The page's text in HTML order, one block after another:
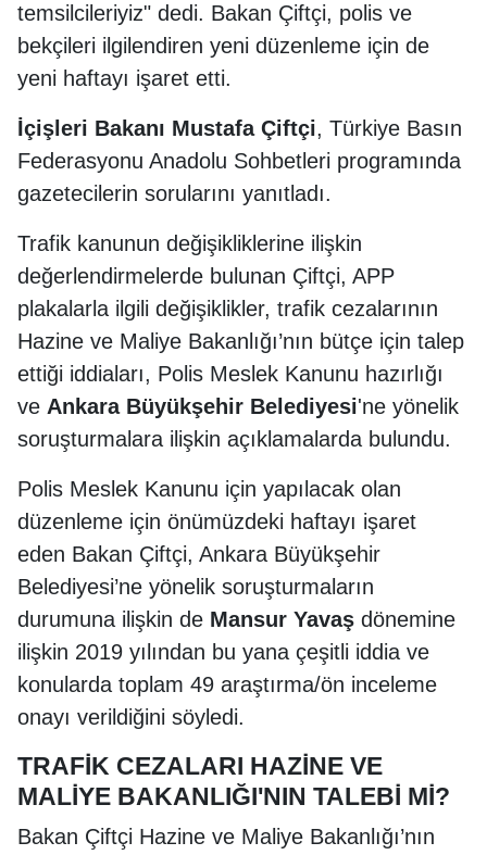
temsilcileriyiz" dedi. Bakan Çiftçi, polis ve
bekçileri ilgilendiren yeni düzenleme için de
yeni haftayı işaret etti.
İçişleri Bakanı Mustafa Çiftçi, Türkiye Basın
Federasyonu Anadolu Sohbetleri programında
gazetecilerin sorularını yanıtladı.
Trafik kanunun değişikliklerine ilişkin
değerlendirmelerde bulunan Çiftçi, APP
plakalarla ilgili değişiklikler, trafik cezalarının
Hazine ve Maliye Bakanlığı’nın bütçe için talep
ettiği iddiaları, Polis Meslek Kanunu hazırlığı
ve Ankara Büyükşehir Belediyesi'ne yönelik
soruşturmalara ilişkin açıklamalarda bulundu.
Polis Meslek Kanunu için yapılacak olan
düzenleme için önümüzdeki haftayı işaret
eden Bakan Çiftçi, Ankara Büyükşehir
Belediyesi’ne yönelik soruşturmaların
durumuna ilişkin de Mansur Yavaş dönemine
ilişkin 2019 yılından bu yana çeşitli iddia ve
konularda toplam 49 araştırma/ön inceleme
onayı verildiğini söyledi.
TRAFİK CEZALARI HAZİNE VE
MALİYE BAKANLIĞI'NIN TALEBİ Mİ?
Bakan Çiftçi Hazine ve Maliye Bakanlığı’nın